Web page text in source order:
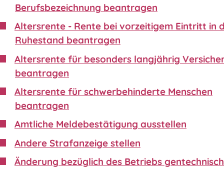
Berufsbezeichnung beantragen
Altersrente - Rente bei vorzeitigem Eintritt in
Ruhestand beantragen
Altersrente für besonders langjährig
beantragen
Altersrente für schwerbehinderte Menschen
beantragen
Amtliche Meldebestätigung ausstellen
Andere Strafanzeige stellen
Änderung bezüglich des Betriebs